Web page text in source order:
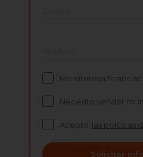
Me interesa
Necesito vender mi
Acepto las políticas
Solicitar